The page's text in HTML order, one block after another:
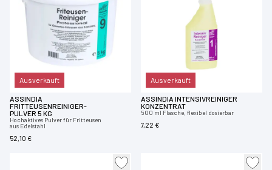
Ausverkauft
ASSINDIA
FRITTEUSENREINIGER-
PULVER 5 KG
Hochaktives Pulver für Fritteusen
aus Edelstahl
52,10 €
Ausverkauft
ASSINDIA INTENSIVREINIGER
KONZENTRAT
500 ml Flasche, flexibel dosierbar
7,22 €